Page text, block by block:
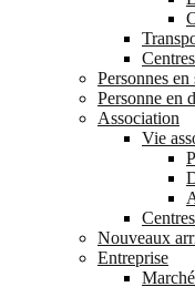
Personnes
Personne en
Association
Vie
Nouveaux
Entreprise